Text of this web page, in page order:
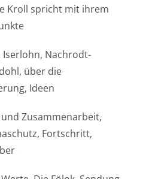
Kroll spricht mit ihrem
Nachrodt-
über die
Ideen
Zusammenarbeit,
Fortschritt,